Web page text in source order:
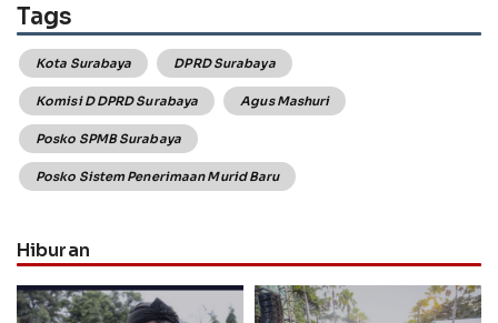
Tags
Kota Surabaya DPRD Surabaya
Komisi D DPRD Surabaya Agus Mashuri
Posko SPMB Surabaya
Posko Sistem Penerimaan Murid Baru
Hiburan